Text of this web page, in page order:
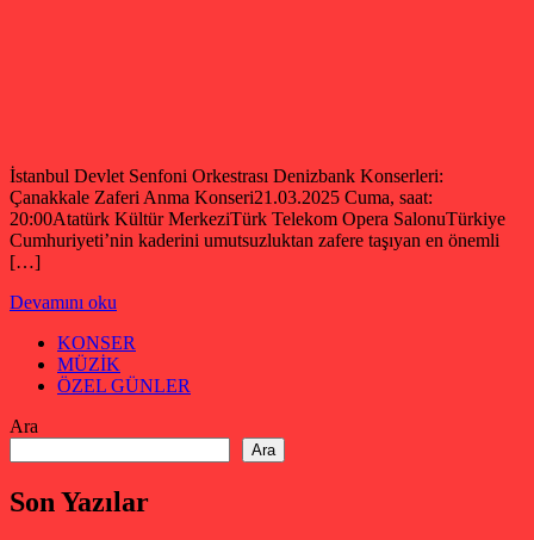
İstanbul Devlet Senfoni Orkestrası Denizbank Konserleri:
Çanakkale Zaferi Anma Konseri21.03.2025 Cuma, saat:
20:00Atatürk Kültür MerkeziTürk Telekom Opera SalonuTürkiye
Cumhuriyeti’nin kaderini umutsuzluktan zafere taşıyan en önemli
[…]
Devamını oku
KONSER
MÜZİK
ÖZEL GÜNLER
Ara
Ara
Son Yazılar